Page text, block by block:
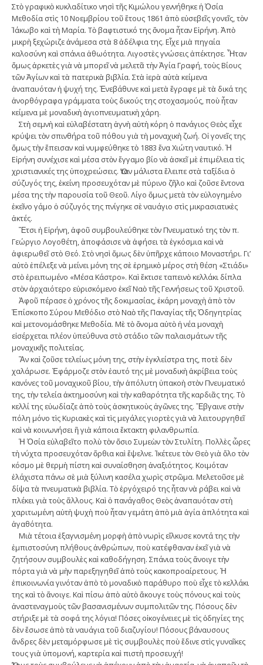
Στὸ γραφικὸ κυκλαδίτικο νησὶ τῆς Κιμώλου γεννήθηκε ἡ Ὁσία
Μεθοδία στὶς 10 Νοεμβρίου τοῦ ἔτους 1861 ἀπὸ εὐσεβεῖς γονεῖς, τὸν
Ἰάκωβο καὶ τὴ Μαρία. Τὸ βαφτιστικό της ὄνομα ἦταν Εἰ­ρήνη. Ἀπὸ
μικρὴ ξεχώριζε ἀνάμεσα στὰ 8 ἀδέλφια της. Εἶχε μιὰ πηγαία
καλοσύνη καὶ σπάνια ἀθωότητα. Λιγοστὲς γνώσεις ἀπέκτησε. Ἦταν
ὅμως ἀρκετὲς γιὰ νὰ μπορεῖ νὰ μελετᾶ τὴν Ἁγία Γραφή, τοὺς Βίους
τῶν Ἁγίων καὶ τὰ πατερικὰ βιβλία. Στὰ ἱερὰ αὐτὰ κείμενα
ἀναπαυόταν ἡ ψυ­χή της. Ἐνεβάθυνε καὶ μετὰ ἔγραφε μὲ τὰ δικά της
ἀνορθόγραφα γράμματα τοὺς δικούς της στοχασμούς, ποὺ ἦταν
κείμενα μὲ μοναδικὴ ἁγιοπνευματικὴ χάρη.
Στὴ σεμνὴ καὶ εὐλαβέστατη ἁγνὴ αὐτὴ κόρη ὁ πανάγιος Θεὸς εἶχε
κρύψει τὸν σπινθήρα τοῦ πόθου γιὰ τὴ μοναχικὴ ζωή. Οἱ γονεῖς της
ὅμως τὴν ἔπεισαν καὶ νυμφεύθηκε τὸ 1883 ἕνα Χιώτη ναυτικό. Ἡ
Εἰρήνη συνέχισε καὶ μέσα στὸν ἔγγαμο βίο νὰ ἀσκεῖ μὲ ἐπιμέλεια τὶς
χριστιανικές της ὑποχρεώσεις. Ὅταν μάλιστα ἔλειπε στὰ ταξίδια ὁ
σύζυγός της, ἐκείνη προσ­ευχόταν μὲ πύρινο ζῆλο καὶ ζοῦσε ἔντονα
μέσα της τὴν παρουσία τοῦ Θεοῦ. Λίγο ὅμως μετὰ τὸν εὐλογημένο
ἐκεῖνο γάμο ὁ σύζυγός της πνίγηκε σὲ ναυάγιο στὶς μικρασιατικὲς
ἀκτές.
Ἔτσι ἡ Εἰρήνη, ἀφοῦ συμβουλεύθηκε τὸν Πνευματικό της τὸν π.
Γεώργιο Λογοθέτη, ἀποφάσισε νὰ ἀφήσει τὰ ἐγκόσμια καὶ νὰ
ἀφιερωθεῖ στὸ Θεό. Στὸ νησὶ ὅμως δὲν ὑπῆρχε κάποιο Μοναστήρι. Γι’
αὐτὸ ἐπέλεξε νὰ μείνει μόνη της σὲ ἐρημικὸ μέρος στὴ θέση «Στιάδι»
στὸ ἐρειπωμένο «Μέσα Κάστρο». Καὶ ἔκτισε ταπεινὸ κελλάκι δίπλα
στὸν ἀρχαιότερο εὑρισκόμενο ἐκεῖ Ναὸ τῆς Γεννήσεως τοῦ Χριστοῦ.
Ἀφοῦ πέρασε ὁ χρόνος τῆς δοκιμασίας, ἐκάρη μοναχὴ ἀπὸ τὸν
Ἐπίσκοπο Σύρου Μεθόδιο στὸ Ναὸ τῆς Παναγίας τῆς Ὁδηγητρίας
καὶ μετονομάσθηκε Μεθοδία. Μὲ τὸ ὄνομα αὐτὸ ἡ νέα μοναχὴ
εἰσέρχεται πλέον ὑπεύθυνα στὸ στάδιο τῶν παλαισμάτων τῆς
μοναχικῆς πολιτείας.
Ἂν καὶ ζοῦσε τελείως μόνη της, στὴν ἐ­­­­­­­­­­γκλείστρα της, ποτὲ δὲν
χαλάρωσε. Ἐφάρμοζε στὸν ἑαυτό της μὲ μοναδικὴ ἀ­­­­­κρί­­­­βεια τοὺς
κανόνες τοῦ μοναχικοῦ βίου, τὴν ἀπόλυτη ὑπακοὴ στὸν Πνευματικό
της, τὴν τελεία ἀκτημοσύνη καὶ τὴν καθαρότητα τῆς καρδιᾶς της. Τὸ
κελλί της εὐωδίαζε ἀπὸ τοὺς ἀσκητικοὺς ἀγῶνες της. Ἔβγαινε στὴν
πόλη μόνο τὶς Κυριακὲς καὶ τὶς μεγάλες γιορτὲς γιὰ νὰ λειτουργηθεῖ
καὶ νὰ κοινωνήσει ἢ γιὰ κάποια ἔκτακτη φιλανθρωπία.
Ἡ Ὁσία εὐλαβεῖτο πολὺ τὸν ὅσιο Συμε­ὼν τὸν Στυλίτη. Πολλὲς ὧρες
τὴ νύχτα προσευχόταν ὄρθια καὶ ἔψελνε. Ἱκέτευε τὸν Θεὸ γιὰ ὅλο τὸν
κόσμο μὲ θερμὴ ­πίστη καὶ συναίσθηση ­ἀναξιότητος. ­Κοι­μόταν
ἐλάχιστα πάνω σὲ μιὰ ­ξύλινη κασέλα χω­ρὶς στρῶμα. Μελετοῦσε μὲ
δίψα τὰ πνευματικὰ βιβλία. Τὸ ἐργόχειρό της ἦταν νὰ ράβει καὶ νὰ
πλέκει γιὰ τοὺς ἄλλους. Καὶ ὁ πανάγαθος Θεὸς ­ἀναπαυόταν στὴ
χαριτωμένη αὐτὴ ψυχὴ ποὺ ἦταν γεμάτη ἀπὸ μιὰ ἁγία ἁπλότητα καὶ
ἀγαθότητα.
Μιὰ τέτοια ἐξαγνισμένη μορφὴ ἀπὸ νω­ρὶς εἵλκυσε κοντά της τὴν
ἐμπιστοσύνη πλήθους ἀνθρώπων, ποὺ κατέφθαναν ἐ­­­κεῖ γιὰ νὰ
ζητήσουν συμβουλὲς καὶ καθοδήγηση. Σπάνια τοὺς ἄνοιγε τὴν
πόρτα γιὰ νὰ μὴν παρεξηγηθεῖ ἀπὸ τοὺς κακοπροαίρετους. Ἡ
ἐπικοινωνία γινόταν ἀπὸ τὸ μοναδικὸ παράθυρο ποὺ εἶχε τὸ κελλάκι
της καὶ τὸ ἄνοιγε. Καὶ πίσω ἀπὸ αὐτὸ ἄκουγε τοὺς πόνους καὶ τοὺς
ἀναστενα­γμοὺς τῶν βασανισμένων συμπολιτῶν της. Πόσους δὲν
στήριξε μὲ τὰ σοφά της λόγια! Πόσες οἰκογένειες μὲ τὶς ὁδηγίες της
δὲν ἔσωσε ἀπὸ τὰ ναυάγια τοῦ διαζυγίου! Πόσους βάναυσους
ἄνδρες δὲν μεταμόρφωσε μὲ τὶς συμβουλὲς ποὺ ἔδινε στὶς γυναῖκες
τους γιὰ ὑπομονή, καρτερία καὶ πιστὴ προσευχή!